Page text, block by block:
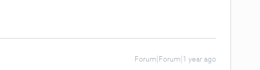
Forum|Forum|1 year ago